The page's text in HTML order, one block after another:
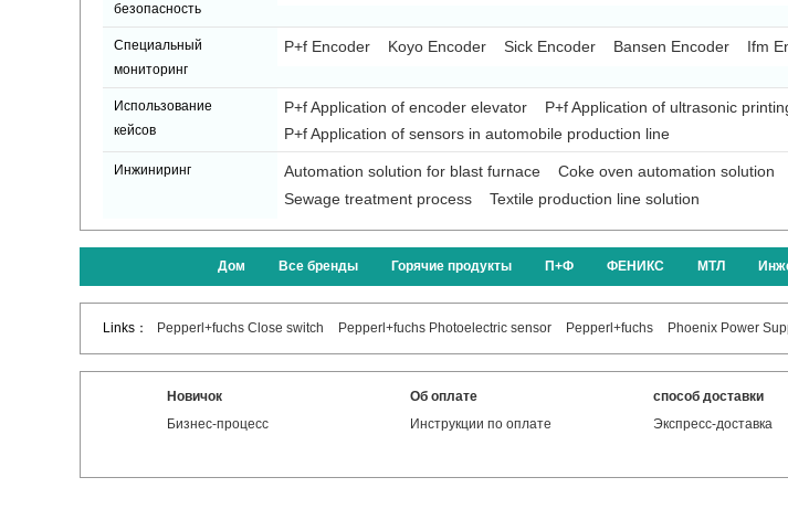
безопасность
Специальный
мониторинг
P+f Encoder Koyo Encoder Sick Encoder Bansen Encoder Ifm
Использование
кейсов
P+f Application of encoder elevator P+f Application of ultrasonic
P+f Application of sensors in automobile production line
Инжиниринг Automation solution for blast furnace Coke oven automation solution
Sewage treatment process
Textile production line solution
Дом Все бренды Горячие продукты П+Ф ФЕНИКС МТЛ
Links： Pepperl+fuchs Close switch Pepperl+fuchs Photoelectric sensor Pepperl+fuchs Phoenix Power
Новичок
Бизнес-процесс
Об оплате
Инструкции по оплате
способ доставки
Экспресс-доставка